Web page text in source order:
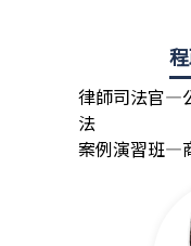
律師司法官—
法
案例演習班—